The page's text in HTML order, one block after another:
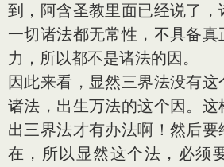
到，阿含圣教里面已经说了，
一切诸法都无常性，不具备
力，所以都不是诸法的因。
因此来看，显然三界法没有
诸法，出生万法的这个因。
出三界法才有办法啊！然后
在，所以显然这个法，必须